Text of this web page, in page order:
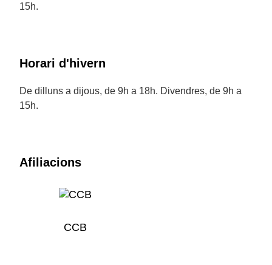
15h.
Horari d'hivern
De dilluns a dijous, de 9h a 18h. Divendres, de 9h a
15h.
Afiliacions
CCB